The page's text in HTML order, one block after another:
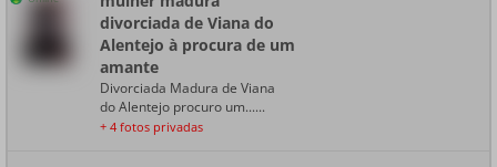
divorciada de Viana do
Alentejo à procura de um
amante
Divorciada Madura de Viana
do Alentejo procuro um......
+ 4 fotos privadas